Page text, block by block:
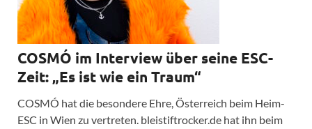
COSMÓ im Interview über seine ESC-
Zeit: „Es ist wie ein Traum“
COSMÓ hat die besondere Ehre, Österreich beim Heim-
ESC in Wien zu vertreten. bleistiftrocker.de hat ihn beim